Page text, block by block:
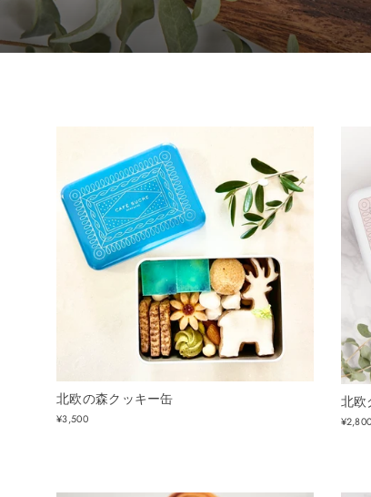
北欧の森クッキー缶
¥3,500
北欧
¥2,800